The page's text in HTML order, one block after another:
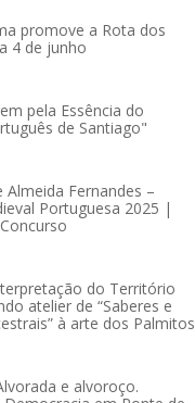
promove a Rota dos
4 de junho
pela Essência do
de Santiago"
Almeida Fernandes –
Portuguesa 2025 |
do Território
atelier de “Saberes e
à arte dos Palmitos
e alvoroço.